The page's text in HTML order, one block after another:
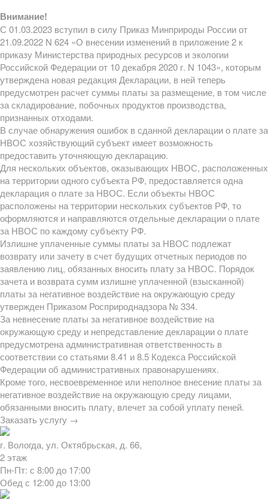
Внимание!
С 01.03.2023 вступил в силу Приказ Минприроды России от
21.09.2022 N 624 «О внесении изменений в приложение 2 к
приказу Министерства природных ресурсов и экологии
Российской Федерации от 10 декабря 2020 г. N 1043», которым
утверждена новая редакция Декларации, в ней теперь
предусмотрен расчет суммы платы за размещение, в том числе
за складирование, побочных продуктов производства,
признанных отходами.
В случае обнаружения ошибок в сданной декларации о плате за
НВОС хозяйствующий субъект имеет возможность
предоставить уточняющую декларацию.
Для нескольких объектов, оказывающих НВОС, расположенных
на территории одного субъекта РФ, предоставляется одна
декларация о плате за НВОС. Если объекты НВОС
расположены на территории нескольких субъектов РФ, то
оформляются и направляются отдельные декларации о плате
за НВОС по каждому субъекту РФ.
Излишне уплаченные суммы платы за НВОС подлежат
возврату или зачету в счет будущих отчетных периодов по
заявлению лиц, обязанных вносить плату за НВОС. Порядок
зачета и возврата сумм излишне уплаченной (взысканной)
платы за негативное воздействие на окружающую среду
утвержден Приказом Росприроднадзора № 334.
За невнесение платы за негативное воздействие на
окружающую среду и непредставление декларации о плате
предусмотрена административная ответственность в
соответствии со статьями 8.41 и 8.5 Кодекса Российской
Федерации об административных правонарушениях.
Кроме того, несвоевременное или неполное внесение платы за
негативное воздействие на окружающую среду лицами,
обязанными вносить плату, влечет за собой уплату пеней.
Заказать услугу →
г. Вологда, ул. Октябрьская, д. 66,
2 этаж
Пн-Пт: с 8:00 до 17:00
Обед с 12:00 до 13:00